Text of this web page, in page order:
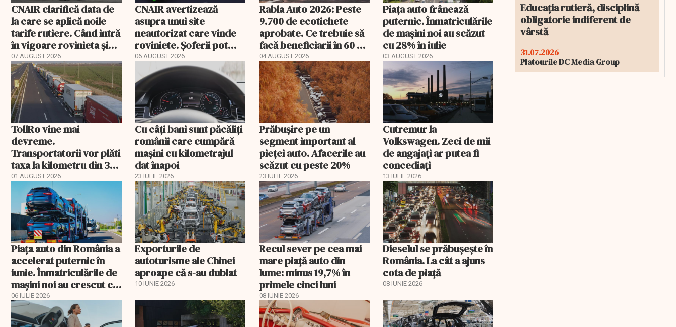
CNAIR clarifică data de
la care se aplică noile
tarife rutiere. Când intră
în vigoare rovinieta și
TollRo
07 AUGUST 2026
CNAIR avertizează
asupra unui site
neautorizat care vinde
roviniete. Șoferii pot
plăti și cu 186% mai mult
06 AUGUST 2026
Rabla Auto 2026: Peste
9.700 de ecotichete
aprobate. Ce trebuie să
facă beneficiarii în 60 de
zile
04 AUGUST 2026
Piața auto frânează
puternic. Înmatriculările
de mașini noi au scăzut
cu 28% în iulie
03 AUGUST 2026
TollRo vine mai
devreme.
Transportatorii vor plăti
taxa la kilometru din 31
august
01 AUGUST 2026
Cu câţi bani sunt păcăliţi
românii care cumpără
maşini cu kilometrajul
dat înapoi
23 IULIE 2026
Prăbușire pe un
segment important al
pieței auto. Afacerile au
scăzut cu peste 20%
23 IULIE 2026
Cutremur la
Volkswagen. Zeci de mii
de angajați ar putea fi
concediați
13 IULIE 2026
Piața auto din România a
accelerat puternic în
iunie. Înmatriculările de
mașini noi au crescut cu
53%
06 IULIE 2026
Exporturile de
autoturisme ale Chinei
aproape că s-au dublat
10 IUNIE 2026
Recul sever pe cea mai
mare piață auto din
lume: minus 19,7% în
primele cinci luni
08 IUNIE 2026
Dieselul se prăbușește în
România. La cât a ajuns
cota de piață
08 IUNIE 2026
Educația rutieră, disciplină
obligatorie indiferent de
vârstă
31.07.2026
Platourile DC Media Group